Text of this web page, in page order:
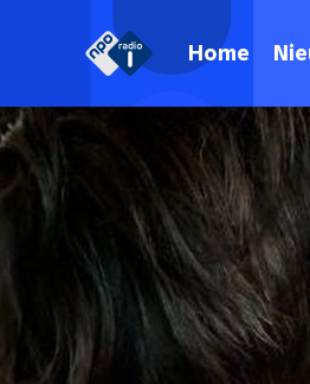
Home